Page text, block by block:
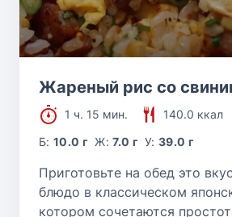
Жареный рис со
1 ч. 15 мин.
140.0 ккал
Б:10.0 г Ж:7.0 г У:39.0 г
Приготовьте на обед это
блюдо в классическом
котором сочетаются